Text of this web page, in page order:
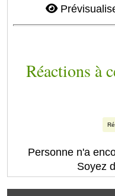
Réactions à
Personne n'a
Soyez